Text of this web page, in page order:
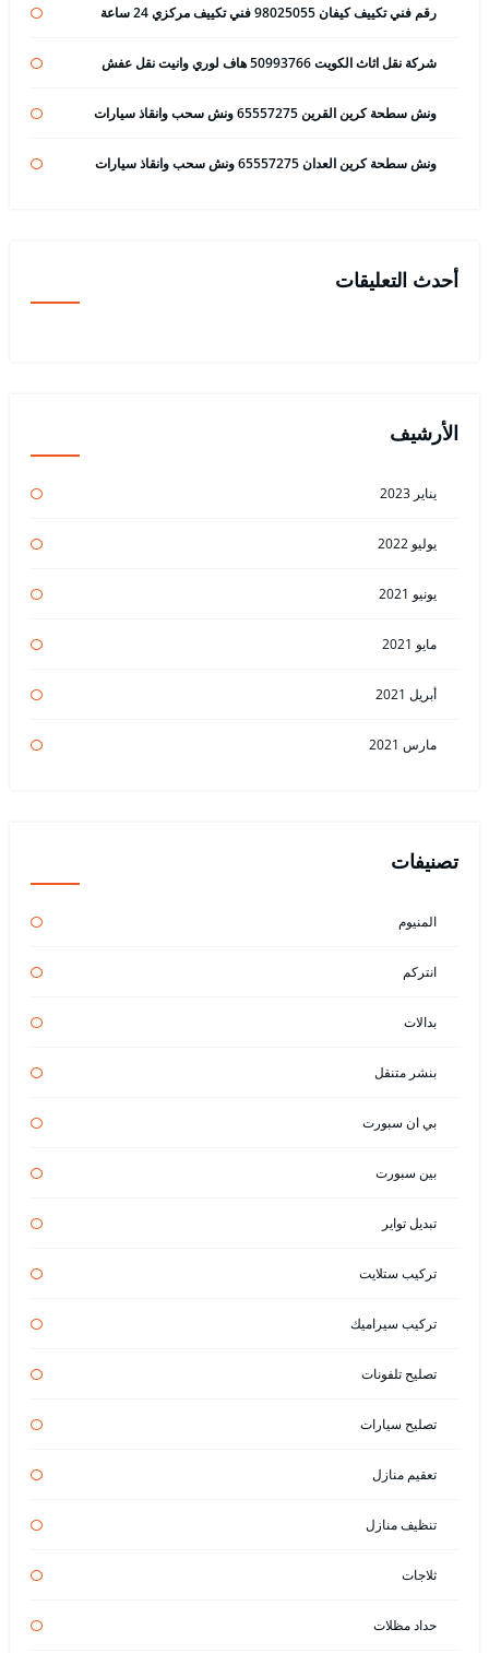
رقم فني تكييف كيفان 98025055 فني تكييف مركزي 24 ساعة
شركة نقل اثاث الكويت 50993766 هاف لوري وانيت نقل عفش
ونش سطحة كرين القرين 65557275 ونش سحب وانقاذ سيارات
ونش سطحة كرين العدان 65557275 ونش سحب وانقاذ سيارات
أحدث التعليقات
الأرشيف
يناير 2023
يوليو 2022
يونيو 2021
مايو 2021
أبريل 2021
مارس 2021
تصنيفات
المنيوم
انتركم
بدالات
بنشر متنقل
بي ان سبورت
بين سبورت
تبديل تواير
تركيب ستلايت
تركيب سيراميك
تصليح تلفونات
تصليح سيارات
تعقيم منازل
تنظيف منازل
ثلاجات
حداد مظلات